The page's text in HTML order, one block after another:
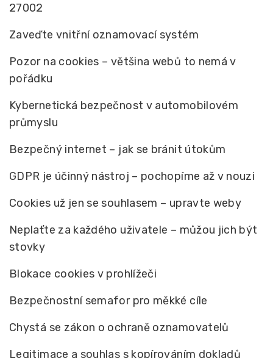
27002
Zaveďte vnitřní oznamovací systém
Pozor na cookies – většina webů to nemá v
pořádku
Kybernetická bezpečnost v automobilovém
průmyslu
Bezpečný internet – jak se bránit útokům
GDPR je účinný nástroj – pochopíme až v nouzi
Cookies už jen se souhlasem – upravte weby
Neplaťte za každého uživatele – můžou jich být
stovky
Blokace cookies v prohlížeči
Bezpečnostní semafor pro měkké cíle
Chystá se zákon o ochraně oznamovatelů
Legitimace a souhlas s kopírováním dokladů